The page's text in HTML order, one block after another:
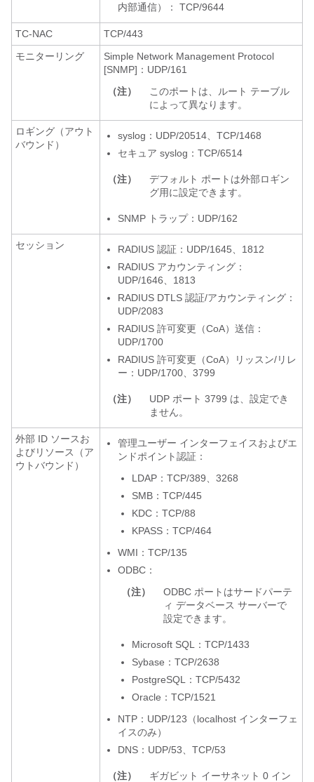
内部通信）： TCP/9644
TC-NAC
TCP/443
モニターリング
Simple Network Management Protocol
[SNMP]：UDP/161
（注）
このポートは、ルート テーブル
によって異なります。
ロギング（アウト
バウンド）
syslog：UDP/20514、TCP/1468
セキュア syslog：TCP/6514
（注）
デフォルト ポートは外部ロギン
グ用に設定できます。
SNMP トラップ：UDP/162
セッション
RADIUS 認証：UDP/1645、1812
RADIUS アカウンティング：
UDP/1646、1813
RADIUS DTLS 認証/アカウンティング：
UDP/2083
RADIUS 許可変更（CoA）送信：
UDP/1700
RADIUS 許可変更（CoA）リッスン/リレ
ー：UDP/1700、3799
（注）
UDP ポート 3799 は、設定でき
ません。
外部 ID ソースお
よびリソース（ア
ウトバウンド）
管理ユーザー インターフェイスおよびエ
ンドポイント認証：
LDAP：TCP/389、3268
SMB：TCP/445
KDC：TCP/88
KPASS：TCP/464
WMI：TCP/135
ODBC：
（注）
ODBC ポートはサードパーテ
ィ データベース サーバーで
設定できます。
Microsoft SQL：TCP/1433
Sybase：TCP/2638
PostgreSQL：TCP/5432
Oracle：TCP/1521
NTP：UDP/123（localhost インターフェ
イスのみ）
DNS：UDP/53、TCP/53
（注）
ギガビット イーサネット 0 イン